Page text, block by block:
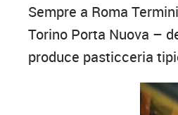
Sempre a Roma
Torino Porta Nuova –
produce pasticceria